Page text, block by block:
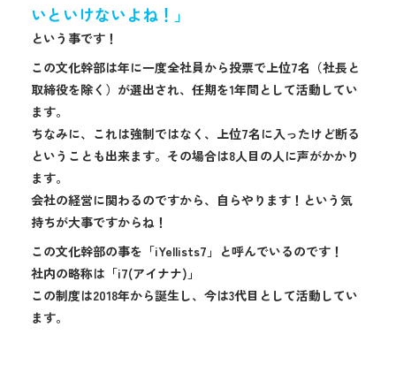
いといけないよね！」
という事です！
この文化幹部は年に一度全社員から投票で上位7名（社長と
取締役を除く）が選出され、任期を1年間として活動してい
ます。
ちなみに、これは強制ではなく、上位7名に入ったけど断る
ということも出来ます。その場合は8人目の人に声がかかり
ます。
会社の経営に関わるのですから、自らやります！という気
持ちが大事ですからね！
この文化幹部の事を「iYellists7」と呼んでいるのです！
社内の略称は「i7(アイナナ)」
この制度は2018年から誕生し、今は3代目として活動してい
ます。